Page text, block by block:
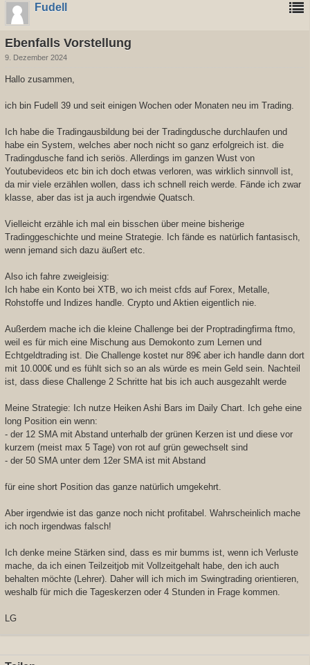
Fudell
Ebenfalls Vorstellung
9. Dezember 2024
Hallo zusammen,
ich bin Fudell 39 und seit einigen Wochen oder Monaten neu im Trading.
Ich habe die Tradingausbildung bei der Tradingdusche durchlaufen und
habe ein System, welches aber noch nicht so ganz erfolgreich ist. die
Tradingdusche fand ich seriös. Allerdings im ganzen Wust von
Youtubevideos etc bin ich doch etwas verloren, was wirklich sinnvoll ist,
da mir viele erzählen wollen, dass ich schnell reich werde. Fände ich zwar
klasse, aber das ist ja auch irgendwie Quatsch.
Vielleicht erzähle ich mal ein bisschen über meine bisherige
Tradinggeschichte und meine Strategie. Ich fände es natürlich fantasisch,
wenn jemand sich dazu äußert etc.
Also ich fahre zweigleisig:
Ich habe ein Konto bei XTB, wo ich meist cfds auf Forex, Metalle,
Rohstoffe und Indizes handle. Crypto und Aktien eigentlich nie.
Außerdem mache ich die kleine Challenge bei der Proptradingfirma ftmo,
weil es für mich eine Mischung aus Demokonto zum Lernen und
Echtgeldtrading ist. Die Challenge kostet nur 89€ aber ich handle dann dort
mit 10.000€ und es fühlt sich so an als würde es mein Geld sein. Nachteil
ist, dass diese Challenge 2 Schritte hat bis ich auch ausgezahlt werde
Meine Strategie: Ich nutze Heiken Ashi Bars im Daily Chart. Ich gehe eine
long Position ein wenn:
- der 12 SMA mit Abstand unterhalb der grünen Kerzen ist und diese vor
kurzem (meist max 5 Tage) von rot auf grün gewechselt sind
- der 50 SMA unter dem 12er SMA ist mit Abstand
für eine short Position das ganze natürlich umgekehrt.
Aber irgendwie ist das ganze noch nicht profitabel. Wahrscheinlich mache
ich noch irgendwas falsch!
Ich denke meine Stärken sind, dass es mir bumms ist, wenn ich Verluste
mache, da ich einen Teilzeitjob mit Vollzeitgehalt habe, den ich auch
behalten möchte (Lehrer). Daher will ich mich im Swingtrading orientieren,
weshalb für mich die Tageskerzen oder 4 Stunden in Frage kommen.
LG